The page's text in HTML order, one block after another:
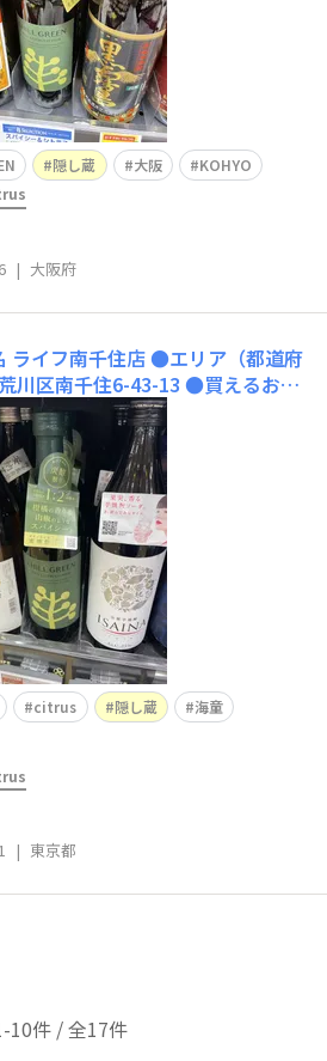
隠し蔵 大阪
KOHYO
| 大阪府
ライフ南千住店 ●エリア（都道府
川区南千住6-43-13 ●買えるお
蔵、海童、YAKIIMO,DAIYAME ●
CHILLGREENあります ●店舗の
citrus 隠し蔵
海童
| 東京都
10件 / 全17件